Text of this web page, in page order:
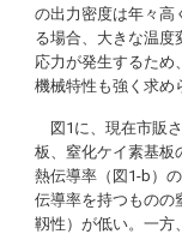
の出力密度は年々高
る場合、大きな温度
応力が発生するため
機械特性も強く求め
図1に、現在市販
板、窒化ケイ素基板
熱伝導率（図1-b）
伝導率を持つものの
靱性）が低い。一方